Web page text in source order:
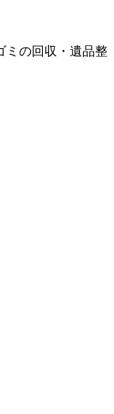
ミの回収・遺品整